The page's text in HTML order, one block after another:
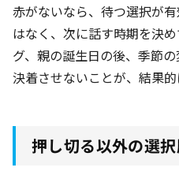
赤がないなら、待つ選択が
はなく、次に話す時期を決
グ、親の誕生日の後、季節
決着させないことが、結果的
押し切る以外の選